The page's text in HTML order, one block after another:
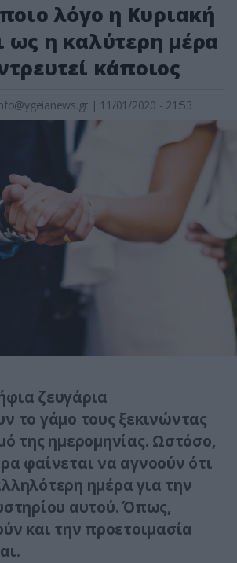
λόγο η Κυριακή
ως η καλύτερη μέρα
κάποιος
| 11/01/2020 - 21:53
ζευγάρια
το γάμο τους ξεκινώντας
της ημερομηνίας. Ωστόσο,
φαίνεται να αγνοούν ότι
ημέρα για την
αυτού. Όπως,
και την προετοιμασία